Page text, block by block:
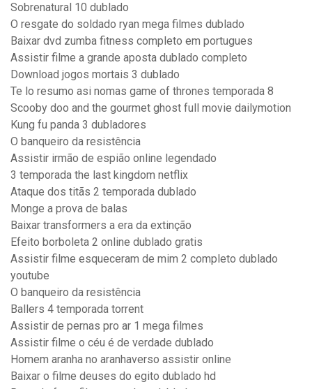
Sobrenatural 10 dublado
O resgate do soldado ryan mega filmes dublado
Baixar dvd zumba fitness completo em portugues
Assistir filme a grande aposta dublado completo
Download jogos mortais 3 dublado
Te lo resumo asi nomas game of thrones temporada 8
Scooby doo and the gourmet ghost full movie dailymotion
Kung fu panda 3 dubladores
O banqueiro da resistência
Assistir irmão de espião online legendado
3 temporada the last kingdom netflix
Ataque dos titãs 2 temporada dublado
Monge a prova de balas
Baixar transformers a era da extinção
Efeito borboleta 2 online dublado gratis
Assistir filme esqueceram de mim 2 completo dublado
youtube
O banqueiro da resistência
Ballers 4 temporada torrent
Assistir de pernas pro ar 1 mega filmes
Assistir filme o céu é de verdade dublado
Homem aranha no aranhaverso assistir online
Baixar o filme deuses do egito dublado hd